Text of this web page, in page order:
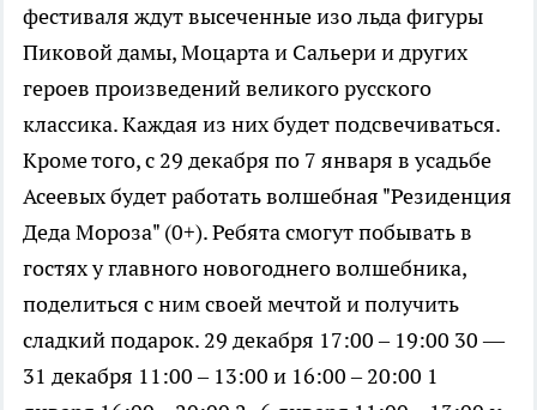
фестиваля ждут высеченные изо льда фигуры
Пиковой дамы, Моцарта и Сальери и других
героев произведений великого русского
классика. Каждая из них будет подсвечиваться.
Кроме того, с 29 декабря по 7 января в усадьбе
Асеевых будет работать волшебная "Резиденция
Деда Мороза" (0+). Ребята смогут побывать в
гостях у главного новогоднего волшебника,
поделиться с ним своей мечтой и получить
сладкий подарок. 29 декабря 17:00 – 19:00 30 —
31 декабря 11:00 – 13:00 и 16:00 – 20:00 1